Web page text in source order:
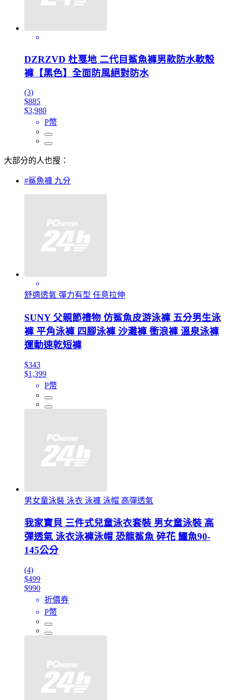
DZRZVD 杜戛地 二代目鯊魚褲男款防水軟殼
褲【黑色】全面防風絕對防水
(3)
$885
$3,980
P幣
大部分的人也搜：
#鯊魚褲 九分
舒適透氣 彈力有型 任意拉伸
SUNY 父親節禮物 仿鯊魚皮游泳褲 五分男生泳
褲 平角泳褲 四腳泳褲 沙灘褲 衝浪褲 溫泉泳褲
運動速乾短褲
$343
$1,399
P幣
男女童泳裝 泳衣 泳褲 泳帽 高彈透氣
我家寶貝 三件式兒童泳衣套裝 男女童泳裝 高
彈透氣 泳衣泳褲泳帽 恐龍鯊魚 碎花 鱷魚90-
145公分
(4)
$499
$990
折價券
P幣